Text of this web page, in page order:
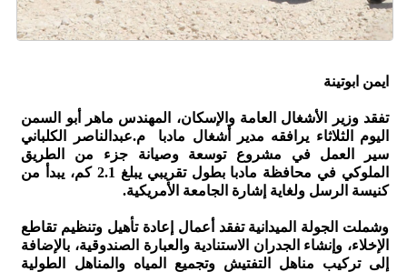
ايمن ابوتينة
​تفقد وزير الأشغال العامة والإسكان، المهندس ماهر أبو السمن
اليوم الثلاثاء يرافقه مدير أشغال مادبا م.عبدالناصر الكلباني
سير العمل في مشروع توسعة وصيانة جزء من الطريق
الملوكي في محافظة مادبا بطول تقريبي يبلغ 2.1 كم، يبدأ من
كنيسة الرسل ولغاية إشارة الجامعة الأمريكية.
​وشملت الجولة الميدانية تفقد أعمال إعادة تأهيل وتنظيم تقاطع
الإخلاء، وإنشاء الجدران الاستنادية والعبارة الصندوقية، بالإضافة
إلى تركيب مناهل التفتيش وتجميع المياه والمناهل الطولية